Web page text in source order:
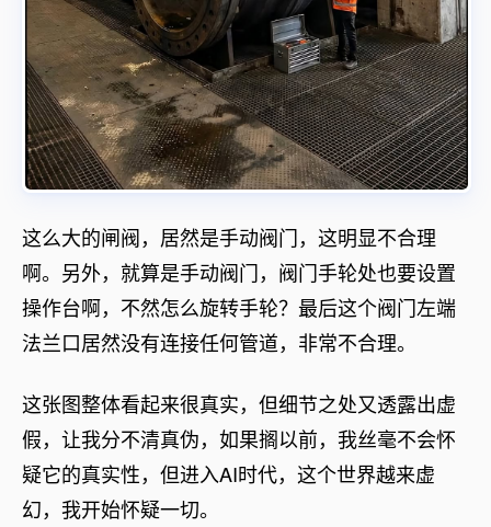
这么大的闸阀，居然是手动阀门，这明显不合理
啊。另外，就算是手动阀门，阀门手轮处也要设置
操作台啊，不然怎么旋转手轮？最后这个阀门左端
法兰口居然没有连接任何管道，非常不合理。
这张图整体看起来很真实，但细节之处又透露出虚
假，让我分不清真伪，如果搁以前，我丝毫不会怀
疑它的真实性，但进入AI时代，这个世界越来虚
幻，我开始怀疑一切。